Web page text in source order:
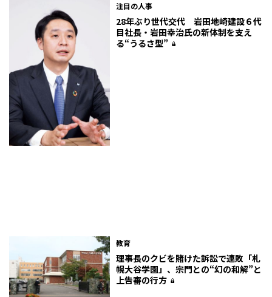
注目の人事
28年ぶり世代交代 岩田地崎建設６代
目社長・岩田幸治氏の新体制を支え
る“うるさ型”
教育
理事長のクビを賭けた訴訟で連敗「札
幌大谷学園」、宗門との“幻の和解”と
上告審の行方